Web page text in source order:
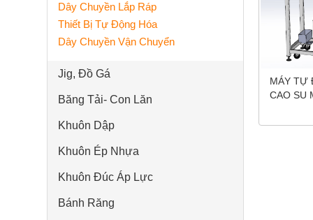
Dây Chuyền Lắp Ráp
Thiết Bị Tự Động Hóa
Dây Chuyền Vận Chuyển
Jig, Đồ Gá
Băng Tải- Con Lăn
Khuôn Dập
Khuôn Ép Nhựa
Khuôn Đúc Áp Lực
Bánh Răng
MÁY TỰ
CAO SU